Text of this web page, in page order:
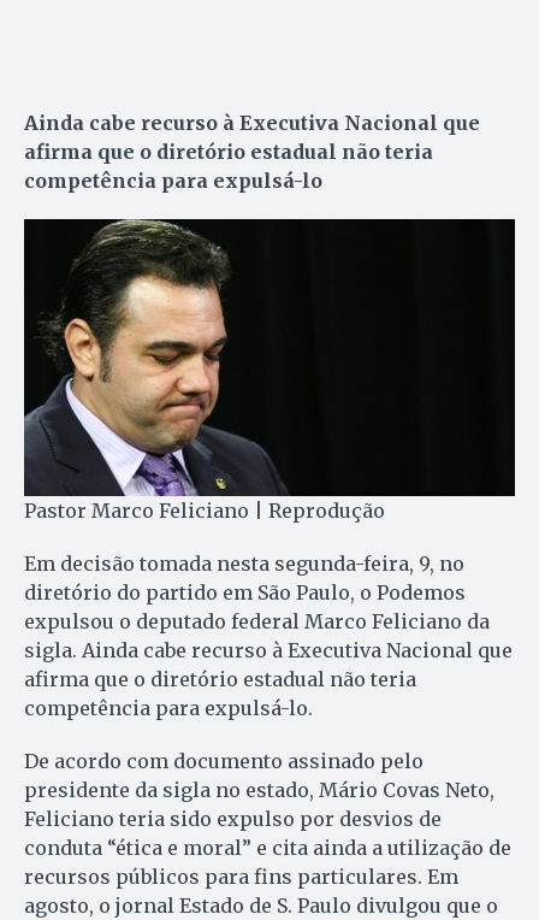
Ainda cabe recurso à Executiva Nacional que
afirma que o diretório estadual não teria
competência para expulsá-lo
Pastor Marco Feliciano | Reprodução
Em decisão tomada nesta segunda-feira, 9, no
diretório do partido em São Paulo, o Podemos
expulsou o deputado federal Marco Feliciano da
sigla. Ainda cabe recurso à Executiva Nacional que
afirma que o diretório estadual não teria
competência para expulsá-lo.
De acordo com documento assinado pelo
presidente da sigla no estado, Mário Covas Neto,
Feliciano teria sido expulso por desvios de
conduta “ética e moral” e cita ainda a utilização de
recursos públicos para fins particulares. Em
agosto, o jornal Estado de S. Paulo divulgou que o